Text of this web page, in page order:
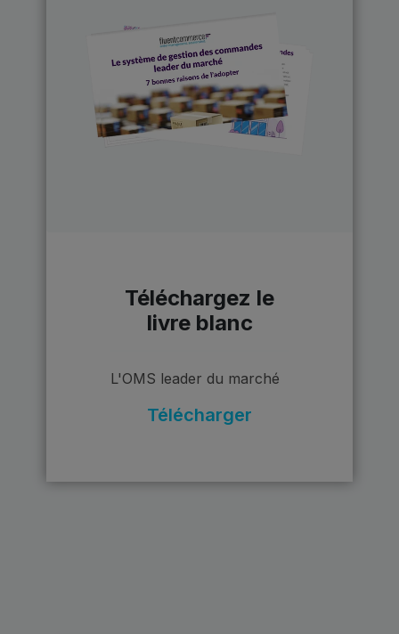
Téléchargez le
livre blanc
L'OMS leader du marché
Télécharger